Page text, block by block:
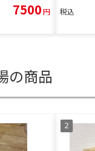
7500円 税込
の商品